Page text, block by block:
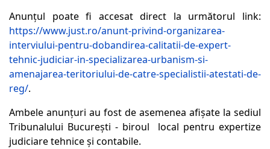
Anunțul poate fi accesat direct la următorul link:
https://www.just.ro/anunt-privind-organizarea-
interviului-pentru-dobandirea-calitatii-de-expert-
tehnic-judiciar-in-specializarea-urbanism-si-
amenajarea-teritoriului-de-catre-specialistii-atestati-de-
reg/.
Ambele anunțuri au fost de asemenea afișate la sediul
Tribunalului București - biroul local pentru expertize
judiciare tehnice şi contabile.